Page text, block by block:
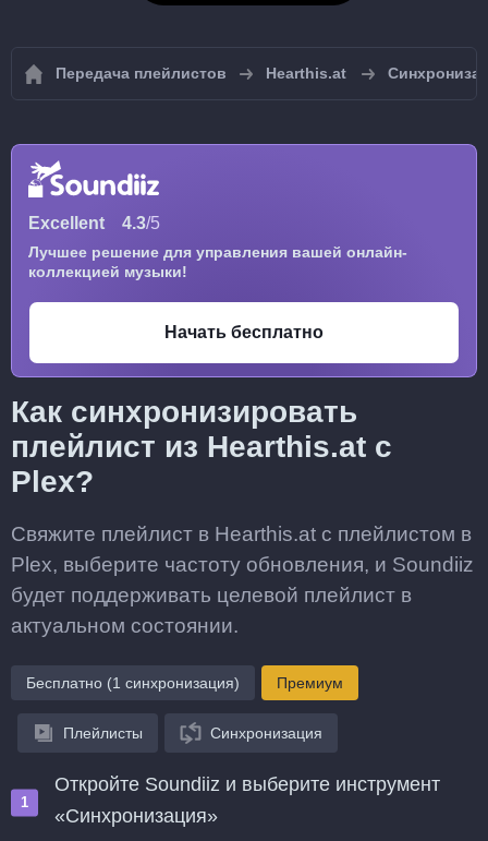
Передача плейлистов Hearthis.at
Excellent 4.3/5
Лучшее решение для управления вашей онлайн-
коллекцией музыки!
Начать бесплатно
Как синхронизировать
плейлист из Hearthis.at с
Plex?
Свяжите плейлист в Hearthis.at с плейлистом в
Plex, выберите частоту обновления, и Soundiiz
будет поддерживать целевой плейлист в
актуальном состоянии.
Бесплатно (1 синхронизация) Премиум
Плейлисты Синхронизация
Откройте Soundiiz и выберите инструмент
«Синхронизация»